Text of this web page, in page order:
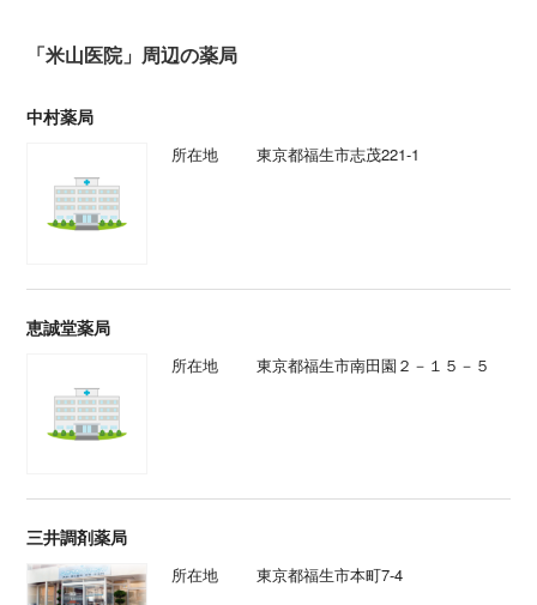
「米山医院」周辺の薬局
中村薬局
所在地 東京都福生市志茂221-1
恵誠堂薬局
所在地 東京都福生市南田園２－１５－５
三井調剤薬局
所在地 東京都福生市本町7-4